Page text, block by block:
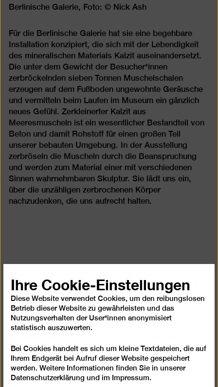
Berlinische Galerie, Foto: © Nick Ash
Für die Berlinische Galerie hat sie eine begehbare
Installation konzipiert, die sich mit der Lebendigkeit
des mineralischen Materials Kalzit auseinandersetzt.
Die unter dem Gewicht der Besucher*innen
zerbröckelnden sieben Tonnen Muschelschalen
erzeugen auf dem Fußboden ungewohnte Geräusche
und vermitteln beim Laufen im Museum ein gänzlich
neues Gefühl. Zerkleinerter Kalzit aus
Meeresmuscheln ist ein wesentlicher Bestandteil von
Beton und damit Rohstoff für einen großen Teil
unserer bebauten Umgebung. In der Ausstellung
zerbröseln die Muscheln durch die Beanspruchung
und werden zum Material einer mit verschiedenen
Sinnen wahrnehmbaren Skulptur. Sie lädt uns ein,
über die unzähligen zerbrochenen Körper
nachzudenken, die uns aufrecht halten.
von Canell sowie ein Video, das in Zusammenarbeit
mit ihrem langjährigen Kooperationspartner Robin
Watkins entstanden ist. Mit Blick auf die Schnittstellen
zwischen Mineralien, Tieren, Energien und
Technologien reflektiert „Tectonic Tender“ die
Zirkulation als grundlegende bildhauerische Mittel.
Ihre Cookie-Einstellungen
Diese Website verwendet Cookies, um den reibungslosen
Betrieb dieser Website zu gewährleisten und das
Nutzungsverhalten der User*innen anonymisiert
statistisch auszuwerten.
Bei Cookies handelt es sich um kleine Textdateien, die auf
Ihrem Endgerät bei Aufruf dieser Website gespeichert
werden. Weitere Informationen finden Sie in unserer
Datenschutzerklärung und im Impressum.